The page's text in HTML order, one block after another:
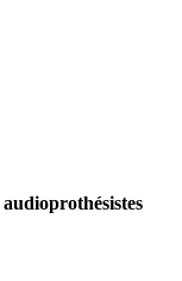
audioprothésistes